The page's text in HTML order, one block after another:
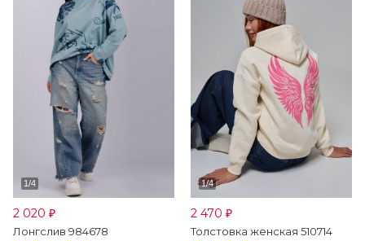
2 020 ₽
Лонгслив 984678
2 470 ₽
Толстовка женская 510714